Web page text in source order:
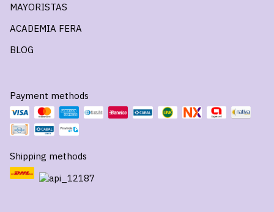
MAYORISTAS
ACADEMIA FERA
BLOG
Payment methods
Shipping methods